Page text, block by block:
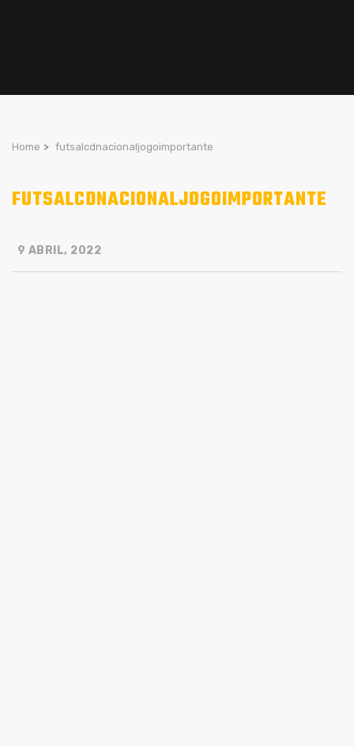
Home > futsalcdnacionaljogoimportante
FUTSALCDNACIONALJOGOIMPORTANTE
9 ABRIL, 2022